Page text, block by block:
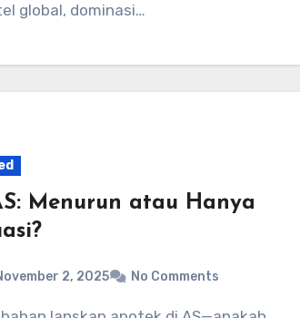
global, dominasi…
Menurun atau Hanya
2, 2025 No Comments